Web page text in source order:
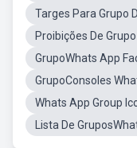
Targes Para Grupo
Proibições De
GrupoWhats App
GrupoConsoles
Whats App Group
Lista De